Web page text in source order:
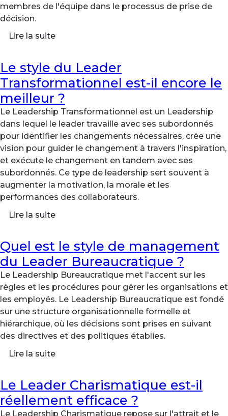
membres de l'équipe dans le processus de prise de
décision.
Lire la suite
Le style du Leader
Transformationnel est-il encore le
meilleur ?
Le Leadership Transformationnel est un Leadership
dans lequel le leader travaille avec ses subordonnés
pour identifier les changements nécessaires, crée une
vision pour guider le changement à travers l'inspiration,
et exécute le changement en tandem avec ses
subordonnés. Ce type de leadership sert souvent à
augmenter la motivation, la morale et les
performances des collaborateurs.
Lire la suite
Quel est le style de management
du Leader Bureaucratique ?
Le Leadership Bureaucratique met l'accent sur les
règles et les procédures pour gérer les organisations et
les employés. Le Leadership Bureaucratique est fondé
sur une structure organisationnelle formelle et
hiérarchique, où les décisions sont prises en suivant
des directives et des politiques établies.
Lire la suite
Le Leader Charismatique est-il
réellement efficace ?
Le Leadership Charismatique repose sur l'attrait et le